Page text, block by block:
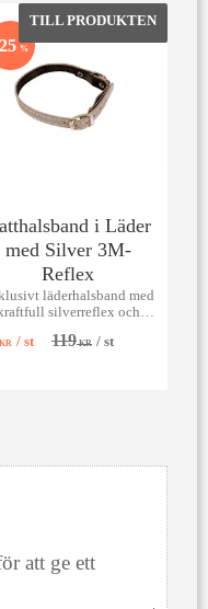
i Läder
med Silver 3M-
Reflex
läderhalsband med
silverreflex och
KR / st 119KR / st
25 % Lägg till